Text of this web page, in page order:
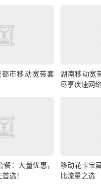
市移动宽带套
湖南移动宽
尽享疾速网
：大量优惠，
选！
移动花卡宝
比流量之选